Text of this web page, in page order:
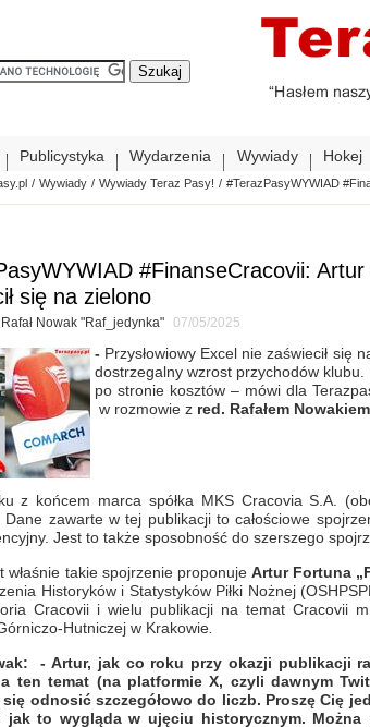
Publicystyka Wydarzenia Wywiady Hokej
/ Wywiady / Wywiady Teraz Pasy! / #TerazPasyWYWIAD
#FinanseCracovii:
się na zielono
Rafał Nowak "Raf_jedynka" 07/05/2025
- Przysłowiowy Excel nie zaświecił się
dostrzegalny wzrost przychodów
po stronie kosztów – mówi dla
w rozmowie z red. Rafałem Nowakiem.
z końcem marca spółka MKS Cracovia S.A.
Dane zawarte w tej publikacji to całościowe
Jest to także sposobność do szerszego
właśnie takie spojrzenie proponujeArtur Fortuna
Historyków i Statystyków Piłki Nożnej
Cracovii i wielu publikacji na temat Cracovii
Hutniczej w Krakowie
- Artur, jak co roku przy okazji publikacji
ten temat (na platformie X, czyli dawnym
się odnosić szczegółowo do liczb. Proszę Cię
jak to wygląda w ujęciu historycznym.